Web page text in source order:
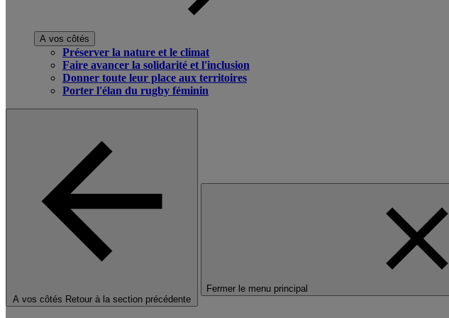
A vos côtés
Préserver la nature et le climat
Faire avancer la solidarité et l'inclusion
Donner toute leur place aux territoires
Porter l'élan du rugby féminin
A vos côtés Retour à la section précédente
Fermer le menu principal